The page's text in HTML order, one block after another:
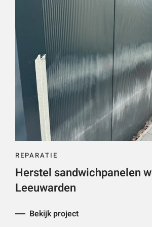
REPARATIE
Herstel sandwichpanelen
Leeuwarden
Bekijk project